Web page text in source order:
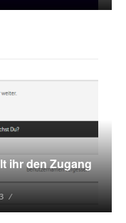
ihr den Zugang